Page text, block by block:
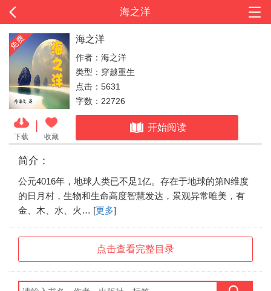
海之洋
下载 收藏
海之洋
作者：海之洋
类型：穿越重生
点击：5631
字数：22726
开始阅读
简介：
公元4016年，地球人类已不足1亿。存在于地球的第N维度
的日月村，生物和生命高度智慧发达，景观异常唯美，有
金、木、水、火… [更多]
点击查看完整目录